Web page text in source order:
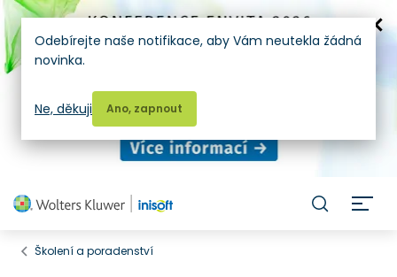
Školení a poradenství
Odebírejte naše notifikace, aby Vám neutekla žádná
novinka.
Ano, zapnout
Ne, děkuji